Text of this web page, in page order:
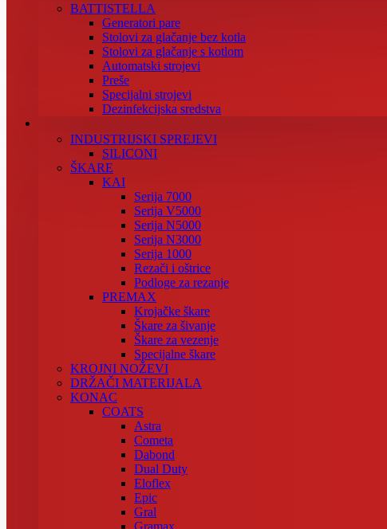
BATTISTELLA
Generatori pare
Stolovi za glačanje bez kotla
Stolovi za glačanje s kotlom
Automatski strojevi
Preše
Specijalni strojevi
Dezinfekcijska sredstva
INDUSTRIJSKI SPREJEVI
SILICONI
ŠKARE
KAI
Serija 7000
Serija V5000
Serija N5000
Serija N3000
Serija 1000
Rezači i oštrice
Podloge za rezanje
PREMAX
Krojačke škare
Škare za šivanje
Škare za vezenje
Specijalne škare
KROJNI NOŽEVI
DRŽAČI MATERIJALA
KONAC
COATS
Astra
Cometa
Dabond
Dual Duty
Eloflex
Epic
Gral
Gramax